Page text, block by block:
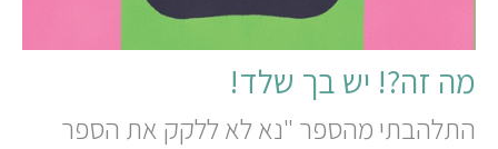
מה זה?! יש בך שלד!
התלהבתי מהספר "נא לא ללקק את הספר